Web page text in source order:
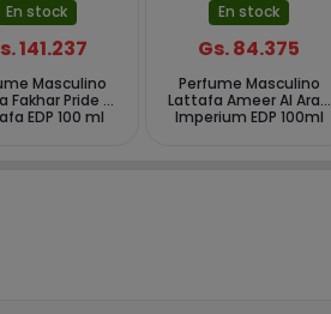
En stock
141.237
Masculino
Fakhar Pride of
EDP 100 ml
En stock
Gs. 84.375
Perfume Masculino
Lattafa Ameer Al Arab
Imperium EDP 100ml